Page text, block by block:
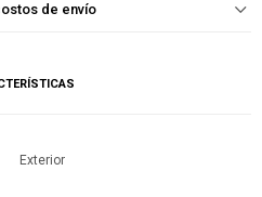
de envío
Exterior